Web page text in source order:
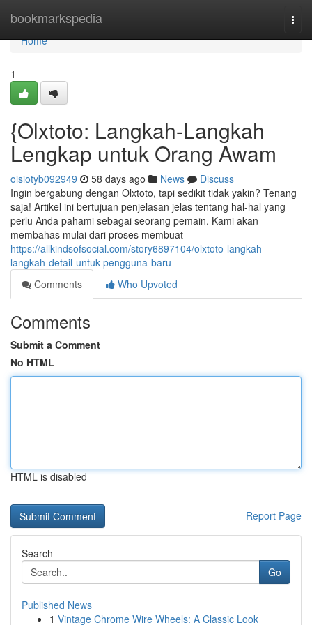
bookmarkspedia
Home
Home
1
{Olxtoto: Langkah-Langkah
Lengkap untuk Orang Awam
oisiotyb092949 58 days ago News
Discuss
Ingin bergabung dengan Olxtoto, tapi sedikit tidak yakin? Tenang
saja! Artikel ini bertujuan penjelasan jelas tentang hal-hal yang
perlu Anda pahami sebagai seorang pemain. Kami akan
membahas mulai dari proses membuat
https://allkindsofsocial.com/story6897104/olxtoto-langkah-
langkah-detail-untuk-pengguna-baru
Comments
Who Upvoted
Comments
Submit a Comment
No HTML
HTML is disabled
Report Page
Search
Go
Published News
1 Vintage Chrome Wire Wheels: A Classic Look